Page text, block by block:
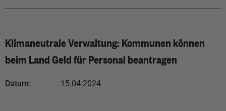
Klimaneutrale Verwaltung: Kommunen können
beim Land Geld für Personal beantragen
Datum: 15.04.2024